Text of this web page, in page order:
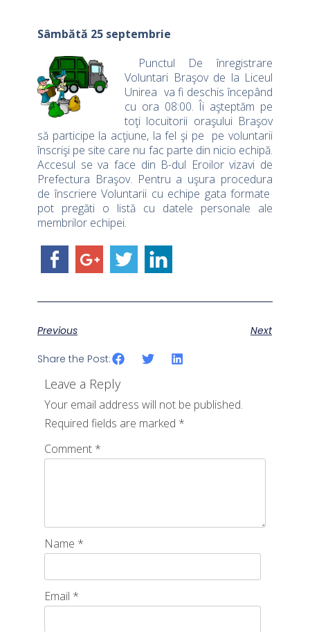
Sâmbătă 25 septembrie
Punctul De înregistrare
Voluntari Braşov de la Liceul
Unirea va fi deschis începând
cu ora 08:00. Îi aşteptăm pe
toţi locuitorii oraşului Braşov
să participe la acţiune, la fel şi pe pe voluntarii
înscrişi pe site care nu fac parte din nicio echipă.
Accesul se va face din B-dul Eroilor vizavi de
Prefectura Braşov. Pentru a uşura procedura
de înscriere Voluntarii cu echipe gata formate
pot pregăti o listă cu datele personale ale
membrilor echipei.
Previous Next
Share the Post:
Leave a Reply
Your email address will not be published.
Required fields are marked *
Comment *
Name *
Email *